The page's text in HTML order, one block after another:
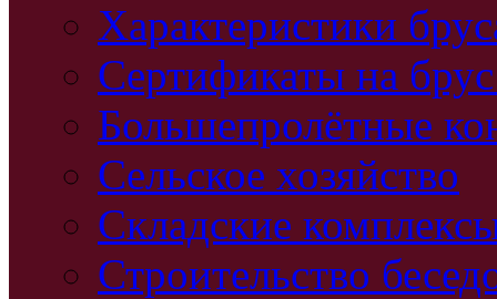
Характеристики
Сертификаты на
Большепролётные
Сельское хозяйство
Складские
Строительство